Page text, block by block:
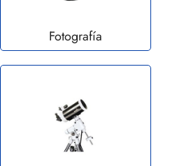
Fotografía